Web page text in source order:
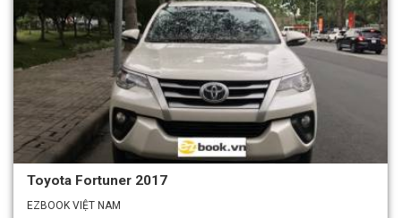
Toyota Fortuner 2017
EZBOOK VIỆT NAM